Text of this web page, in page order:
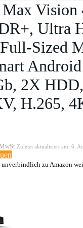
Ultra
Sized
2X
H.265,
Zuletzt aktualisiert am: 6.
zu Amazon